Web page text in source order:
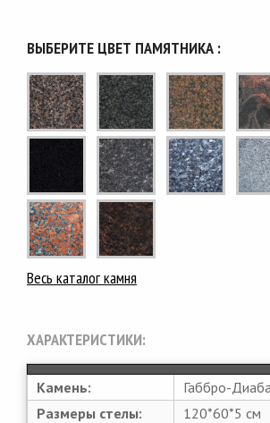
ВЫБЕРИТЕ ЦВЕТ ПАМЯТНИКА :
Весь каталог камня
ХАРАКТЕРИСТИКИ:
Камень:
Габбро-
Размеры стелы:
120*60*5 см